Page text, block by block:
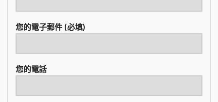
您的電子郵件 (必填)
您的電話